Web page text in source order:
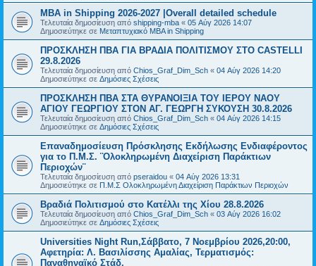
MBA in Shipping 2026-2027 |Overall detailed schedule
Τελευταία δημοσίευση από shipping-mba « 05 Αύγ 2026 14:07
Δημοσιεύτηκε σε Μεταπτυχιακό MBA in Shipping
ΠΡΟΣΚΛΗΣΗ ΠΒΑ ΓΙΑ ΒΡΑΔΙΑ ΠΟΛΙΤΙΣΜΟΥ ΣΤΟ CASTELLI
29.8.2026
Τελευταία δημοσίευση από Chios_Graf_Dim_Sch « 04 Αύγ 2026 14:20
Δημοσιεύτηκε σε Δημόσιες Σχέσεις
ΠΡΟΣΚΛΗΣΗ ΠΒΑ ΣΤΑ ΘΥΡΑΝΟΙΞΙΑ ΤΟΥ ΙΕΡΟΥ ΝΑΟΥ
ΑΓΙΟΥ ΓΕΩΡΓΙΟΥ ΣΤΟΝ ΑΓ. ΓΕΩΡΓΗ ΣΥΚΟΥΣΗ 30.8.2026
Τελευταία δημοσίευση από Chios_Graf_Dim_Sch « 04 Αύγ 2026 14:15
Δημοσιεύτηκε σε Δημόσιες Σχέσεις
Επαναδημοσίευση Πρόσκλησης Εκδήλωσης Ενδιαφέροντος
για το Π.Μ.Σ. ¨Ολοκληρωμένη Διαχείριση Παράκτιων
Περιοχών¨
Τελευταία δημοσίευση από pseraidou « 04 Αύγ 2026 13:31
Δημοσιεύτηκε σε Π.Μ.Σ Ολοκληρωμένη Διαχείριση Παράκτιων Περιοχών
Βραδιά Πολιτισμού στο Κατέλλι της Χίου 28.8.2026
Τελευταία δημοσίευση από Chios_Graf_Dim_Sch « 03 Αύγ 2026 16:02
Δημοσιεύτηκε σε Δημόσιες Σχέσεις
Universities Night Run,Σάββατο, 7 Νοεμβρίου 2026,20:00,
Αφετηρία: Λ. Βασιλίσσης Αμαλίας, Τερματισμός:
Παναθηναϊκό Στάδ.